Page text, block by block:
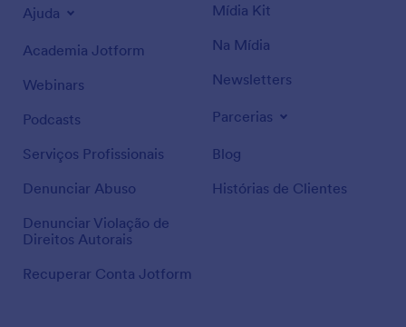
Ajuda
Academia Jotform
Webinars
Podcasts
Serviços Profissionais
Denunciar Abuso
Denunciar Violação de
Direitos Autorais
Recuperar Conta Jotform
Mídia Kit
Na Mídia
Newsletters
Parcerias
Blog
Histórias de Clientes